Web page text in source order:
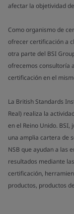
afectar la objetividad
Como organismo de
ofrecer certificación a
otra parte del BSI
ofrecemos consultoría
certificación en el
La British Standards
Real) realiza la
en el Reino Unido.
una amplia cartera de
NSB que ayudan a las
resultados mediante
certificación,
productos, productos